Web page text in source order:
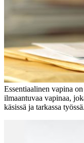
Essentiaalinen vapina
ilmaantuvaa vapinaa,
käsissä ja tarkassa